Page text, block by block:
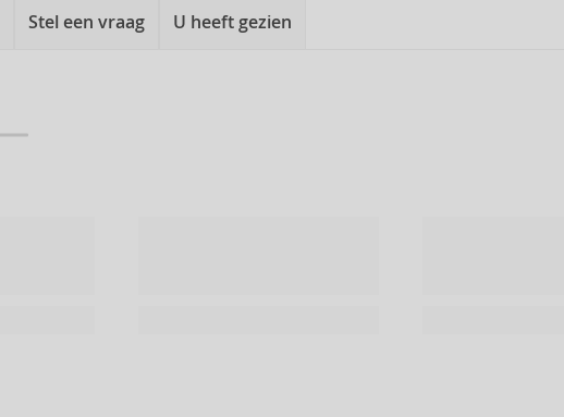
Stel een vraag U heeft gezien